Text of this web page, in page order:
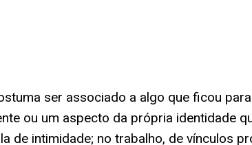
ser associado a algo que ficou
ou um aspecto da própria identidade
de intimidade; no trabalho, de vínculos